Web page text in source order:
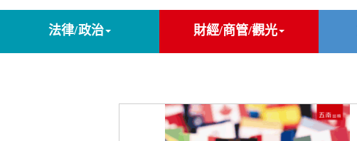
法律/政治 財經/商管/觀光